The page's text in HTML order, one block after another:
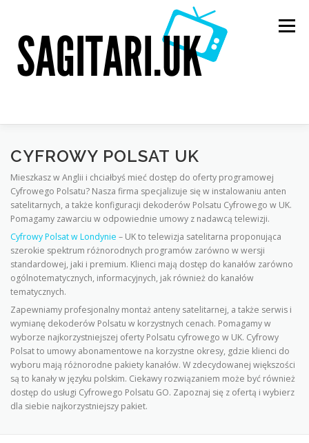
Menu
STRONA GŁÓWNA CYFROWY POLSAT W UK
CANAL+ W UK TELEWIZJA NA KARTE UK
USTAWIENIE ANTENY SATELITARNEJ UK
CYFROWY POLSAT UK
Mieszkasz w Anglii i chciałbyś mieć dostęp do oferty programowej
Cyfrowego Polsatu? Nasza firma specjalizuje się w instalowaniu anten
satelitarnych, a także konfiguracji dekoderów Polsatu Cyfrowego w UK.
Pomagamy zawarciu w odpowiednie umowy z nadawcą telewizji.
Cyfrowy Polsat w Londynie – UK to telewizja satelitarna proponująca
szerokie spektrum różnorodnych programów zarówno w wersji
standardowej, jaki i premium. Klienci mają dostęp do kanałów zarówno
ogólnotematycznych, informacyjnych, jak również do kanałów
tematycznych.
Zapewniamy profesjonalny montaż anteny satelitarnej, a także serwis i
wymianę dekoderów Polsatu w korzystnych cenach. Pomagamy w
wyborze najkorzystniejszej oferty Polsatu cyfrowego w UK. Cyfrowy
Polsat to umowy abonamentowe na korzystne okresy, gdzie klienci do
wyboru mają różnorodne pakiety kanałów. W zdecydowanej większości
są to kanały w języku polskim. Ciekawy rozwiązaniem może być również
dostęp do usługi Cyfrowego Polsatu GO. Zapoznaj się z ofertą i wybierz
dla siebie najkorzystniejszy pakiet.